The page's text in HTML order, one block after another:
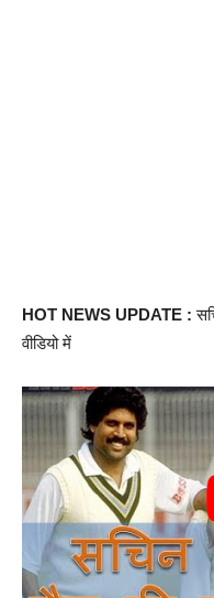
HOT NEWS UPDATE :
वीडियो में